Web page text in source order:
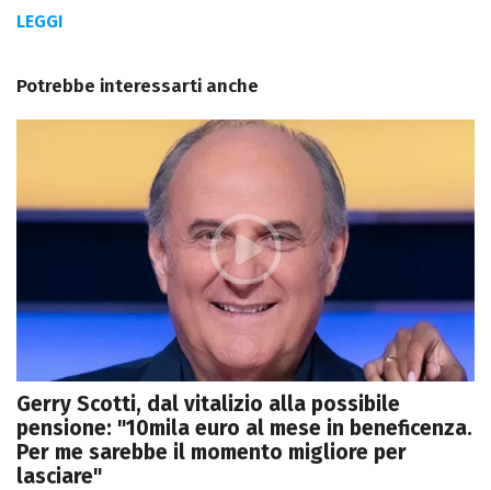
LEGGI
Potrebbe interessarti anche
Gerry Scotti, dal vitalizio alla possibile
pensione: "10mila euro al mese in beneficenza.
Per me sarebbe il momento migliore per
lasciare"